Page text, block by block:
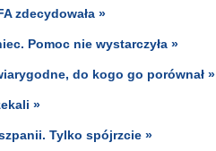
zdecydowała »
Pomoc nie wystarczyła »
do kogo go porównał »
»
Tylko spójrzcie »